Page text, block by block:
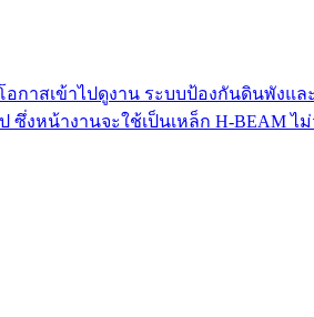
โอกาสเข้าไปดูงาน ระบบป้องกันดินพัง
งหน้างานจะใช้เป็นเหล็ก H-BEAM ไ